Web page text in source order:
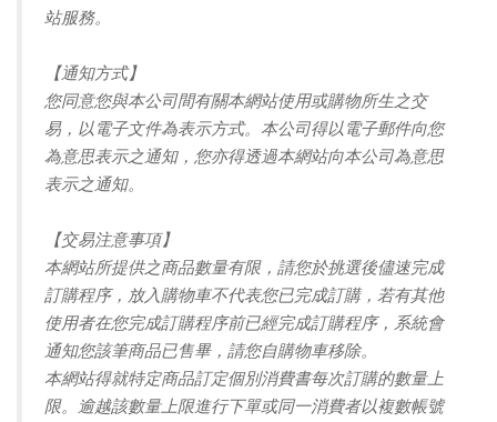
站服務。
【通知方式】
您同意您與本公司間有關本網站使用或購物所生之交
易，以電子文件為表示方式。本公司得以電子郵件向您
為意思表示之通知，您亦得透過本網站向本公司為意思
表示之通知。
【交易注意事項】
本網站所提供之商品數量有限，請您於挑選後儘速完成
訂購程序，放入購物車不代表您已完成訂購，若有其他
使用者在您完成訂購程序前已經完成訂購程序，系統會
通知您該筆商品已售畢，請您自購物車移除。
本網站得就特定商品訂定個別消費書每次訂購的數量上
限。逾越該數量上限進行下單或同一消費者以複數帳號